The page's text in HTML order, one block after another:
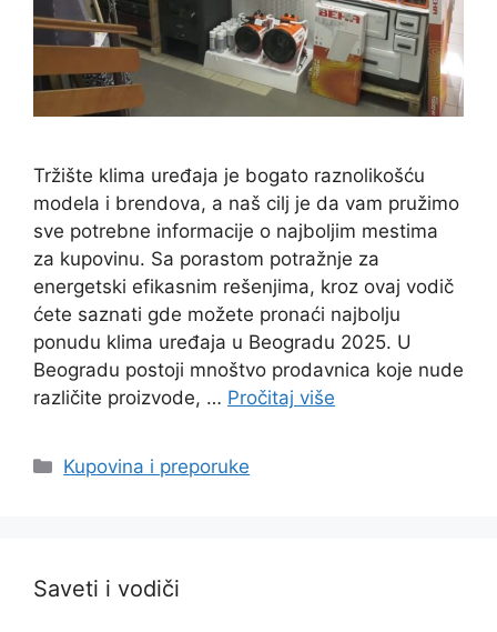
Tržište klima uređaja je bogato raznolikošću
modela i brendova, a naš cilj je da vam pružimo
sve potrebne informacije o najboljim mestima
za kupovinu. Sa porastom potražnje za
energetski efikasnim rešenjima, kroz ovaj vodič
ćete saznati gde možete pronaći najbolju
ponudu klima uređaja u Beogradu 2025. U
Beogradu postoji mnoštvo prodavnica koje nude
različite proizvode, … Pročitaj više
Categories
Kupovina i preporuke
Saveti i vodiči